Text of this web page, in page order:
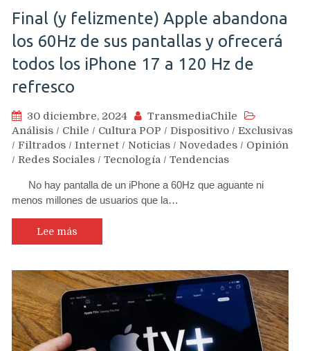
Final (y felizmente) Apple abandona
los 60Hz de sus pantallas y ofrecerá
todos los iPhone 17 a 120 Hz de
refresco
30 diciembre, 2024
TransmediaChile
Análisis / Chile / Cultura POP / Dispositivo / Exclusivas
/ Filtrados / Internet / Noticias / Novedades / Opinión
/ Redes Sociales / Tecnología / Tendencias
No hay pantalla de un iPhone a 60Hz que aguante ni
menos millones de usuarios que la…
Lee más